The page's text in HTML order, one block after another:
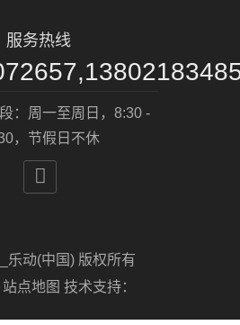
服务热线
：周一至周日，8:30 -
，节假日不休

乐动(中国) 版权所有
站点地图 技术支持：